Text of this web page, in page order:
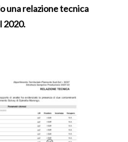
una relazione tecnica
2020.